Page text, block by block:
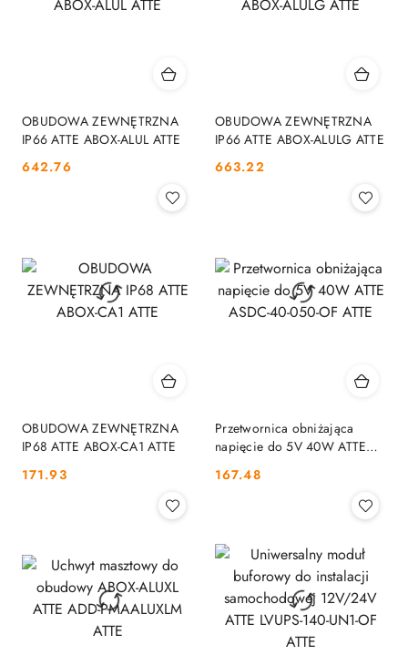
OBUDOWA ZEWNĘTRZNA
IP66 ATTE ABOX-ALUL ATTE
Cena:
642.76
OBUDOWA ZEWNĘTRZNA
IP66 ATTE ABOX-ALULG ATTE
Cena:
663.22
OBUDOWA ZEWNĘTRZNA
IP68 ATTE ABOX-CA1 ATTE
Cena:
171.93
Przetwornica obniżająca
napięcie do 5V 40W ATTE
Cena:
167.48